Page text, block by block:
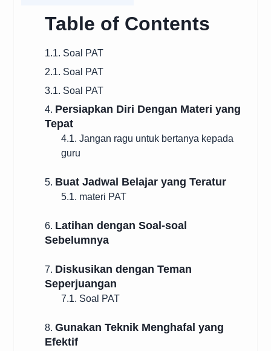
Table of Contents
1.1. Soal PAT
2.1. Soal PAT
3.1. Soal PAT
4. Persiapkan Diri Dengan Materi yang
Tepat
4.1. Jangan ragu untuk bertanya kepada
guru
5. Buat Jadwal Belajar yang Teratur
5.1. materi PAT
6. Latihan dengan Soal-soal
Sebelumnya
7. Diskusikan dengan Teman
Seperjuangan
7.1. Soal PAT
8. Gunakan Teknik Menghafal yang
Efektif